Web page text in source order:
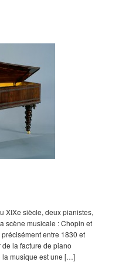
XIXe siècle, deux pianistes,
scène musicale : Chopin et
entre 1830 et
de la facture de piano
la musique est une […]